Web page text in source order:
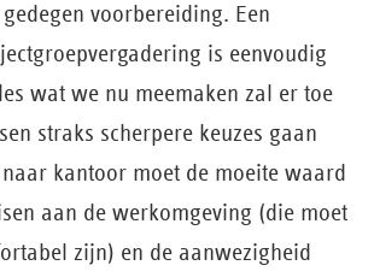
voorbereiding. Een
is eenvoudig
wat we nu meemaken zal er toe
straks scherpere keuzes gaan
kantoor moet de moeite waard
aan de werkomgeving (die moet
zijn) en de aanwezigheid